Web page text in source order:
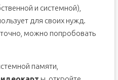
и системной),
для своих нужд.
можно попробовать
памяти,